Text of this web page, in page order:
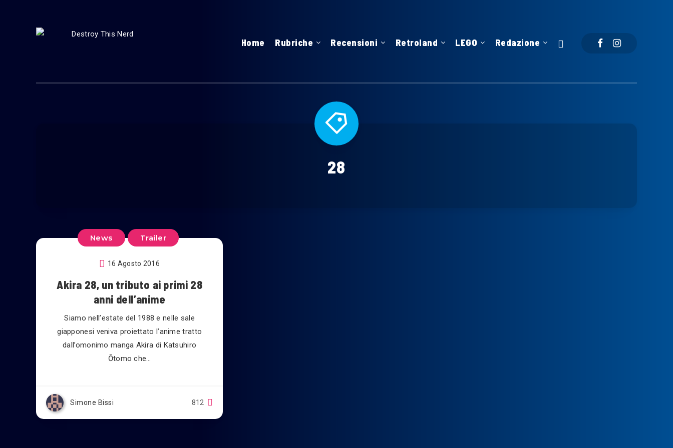
Home Rubriche Recensioni Retroland LEGO Redazione
28
News Trailer
16 Agosto 2016
Akira 28, un tributo ai primi 28
anni dell’anime
Siamo nell’estate del 1988 e nelle sale
giapponesi veniva proiettato l’anime tratto
dall’omonimo manga Akira di Katsuhiro
Ōtomo che…
Simone Bissi 812